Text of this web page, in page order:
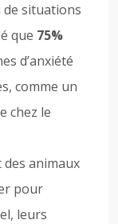
situations
que 75%
d’anxiété
comme un
chez le
des animaux
pour
leurs